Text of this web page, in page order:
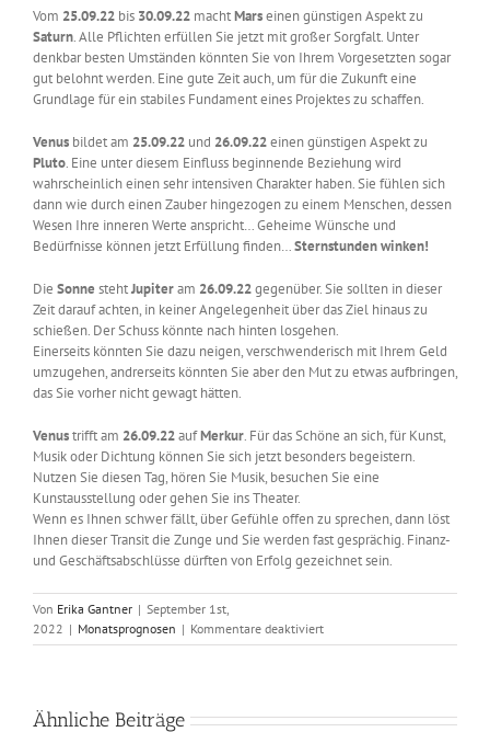
Vom 25.09.22 bis 30.09.22 machtMarseinen günstigen Aspekt zu
Saturn. Alle Pflichten erfüllen Sie jetzt mit großer Sorgfalt. Unter
denkbar besten Umständen könnten Sie von Ihrem Vorgesetzten sogar
gut belohnt werden. Eine gute Zeit auch, um für die Zukunft eine
Grundlage für ein stabiles Fundament eines Projektes zu schaffen.
Venus bildet am 25.09.22 und 26.09.22einen günstigen Aspekt zu
Pluto. Eine unter diesem Einfluss beginnende Beziehung wird
wahrscheinlich einen sehr intensiven Charakter haben. Sie fühlen sich
dann wie durch einen Zauber hingezogen zu einem Menschen, dessen
Wesen Ihre inneren Werte anspricht… Geheime Wünsche und
Bedürfnisse können jetzt Erfüllung finden…Sternstunden winken!
Die Sonne stehtJupiteram 26.09.22gegenüber. Sie sollten in dieser
Zeit darauf achten, in keiner Angelegenheit über das Ziel hinaus zu
schießen. Der Schuss könnte nach hinten losgehen.
Einerseits könnten Sie dazu neigen, verschwenderisch mit Ihrem Geld
umzugehen, andrerseits könnten Sie aber den Mut zu etwas aufbringen,
das Sie vorher nicht gewagt hätten.
Venustrifft am 26.09.22aufMerkur. Für das Schöne an sich, für Kunst,
Musik oder Dichtung können Sie sich jetzt besonders begeistern.
Nutzen Sie diesen Tag, hören Sie Musik, besuchen Sie eine
Kunstausstellung oder gehen Sie ins Theater.
Wenn es Ihnen schwer fällt, über Gefühle offen zu sprechen, dann löst
Ihnen dieser Transit die Zunge und Sie werden fast gesprächig. Finanz-
und Geschäftsabschlüsse dürften von Erfolg gezeichnet sein.
Von Erika Gantner | September 1st,
2022 | Monatsprognosen | Kommentare deaktiviertfür
Astrologisch
–
Ähnliche Beiträge